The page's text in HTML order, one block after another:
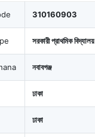
310160903
সরকারী প্রাথমিক বিদ্যালয়
নবাবগঞ্জ
ঢাকা
ঢাকা